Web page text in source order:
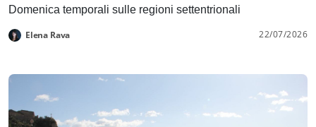
Domenica temporali sulle regioni settentrionali
Elena Rava 22/07/2026